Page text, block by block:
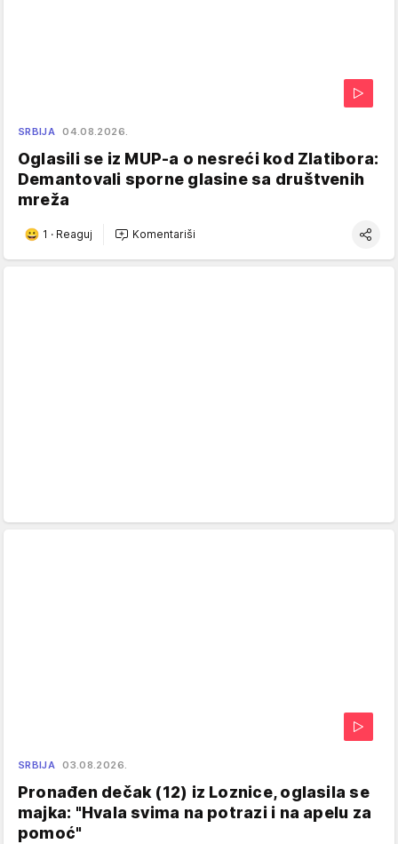
SRBIJA 04.08.2026.
Oglasili se iz MUP-a o nesreći kod Zlatibora:
Demantovali sporne glasine sa društvenih
mreža
1 · Reaguj Komentariši
SRBIJA 03.08.2026.
Pronađen dečak (12) iz Loznice, oglasila se
majka: "Hvala svima na potrazi i na apelu za
pomoć"